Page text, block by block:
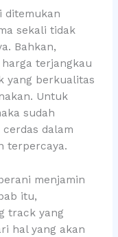
ditemukan
sekali tidak
Bahkan,
terjangkau
yang berkualitas
Untuk
sudah
dalam
terpercaya.
menjamin
itu,
track yang
hal yang akan